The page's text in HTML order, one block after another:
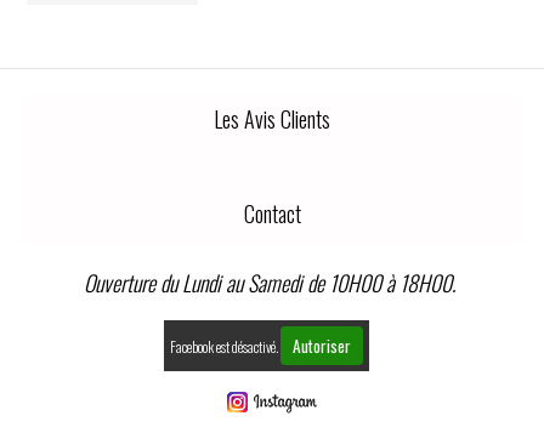
Les Avis Clients
Contact
Ouverture du Lundi au Samedi de 10H00 à 18H00.
Facebook est désactivé. Autoriser